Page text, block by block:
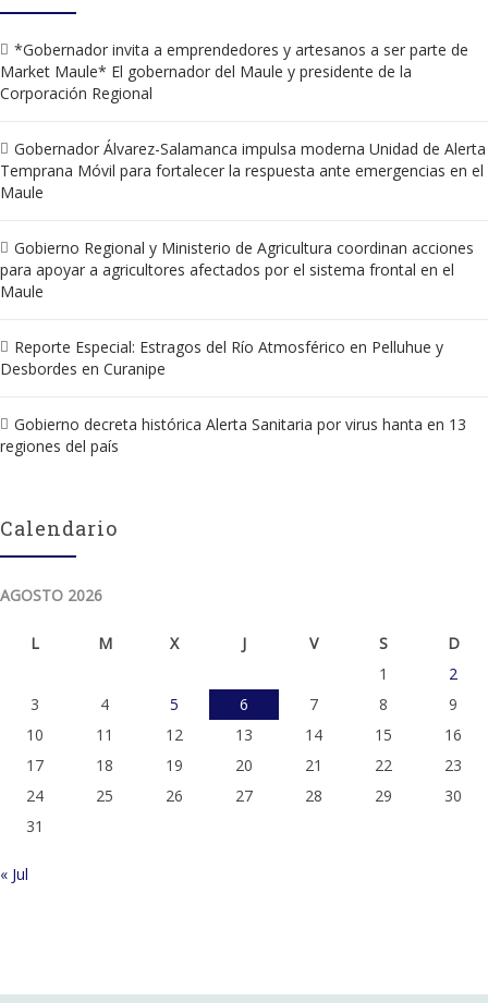
*Gobernador invita a emprendedores y artesanos a ser parte de
Market Maule* El gobernador del Maule y presidente de la
Corporación Regional
Gobernador Álvarez-Salamanca impulsa moderna Unidad de Alerta
Temprana Móvil para fortalecer la respuesta ante emergencias en el
Maule
Gobierno Regional y Ministerio de Agricultura coordinan acciones
para apoyar a agricultores afectados por el sistema frontal en el
Maule
Reporte Especial: Estragos del Río Atmosférico en Pelluhue y
Desbordes en Curanipe
Gobierno decreta histórica Alerta Sanitaria por virus hanta en 13
regiones del país
Calendario
AGOSTO 2026
L M X J V S
D
1
2
3
4 5 6 7 8
9
10
11 12 13 14 15
16
17
18 19 20 21 22
23
24
25 26 27 28 29
30
31
« Jul